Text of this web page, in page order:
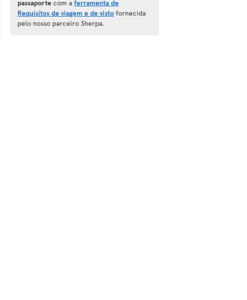
passaporte com aferramenta de
Requisitos de viagem e de visto fornecida
pelo nosso parceiro Sherpa.